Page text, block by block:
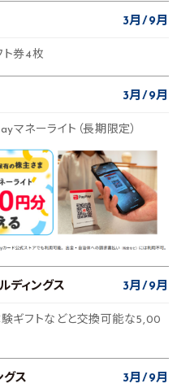
3月 9月
ト券4枚
3月 9月
ネーライト（長期限定）
ディングス 3月 9月
験ギフトなどと交換可能な5,00
グス 3月 9月